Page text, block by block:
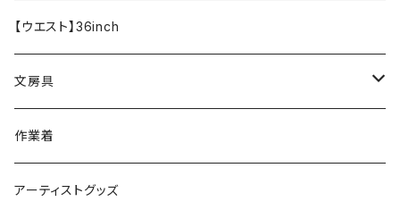
【ウエスト】36inch
文房具
ペンケース
作業着
アーティストグッズ